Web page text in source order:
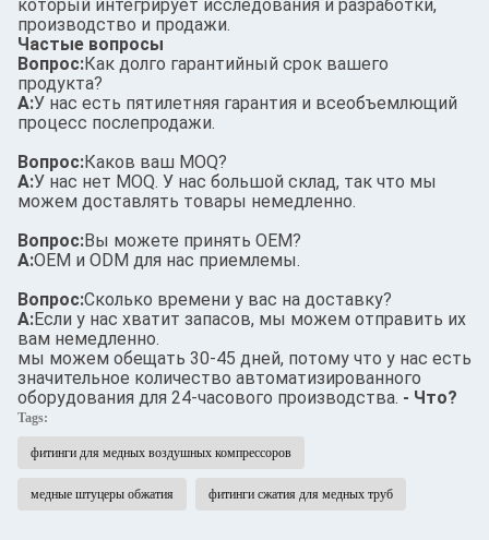
который интегрирует исследования и разработки,
производство и продажи.
Частые вопросы
Вопрос:Как долго гарантийный срок вашего
продукта?
А:У нас есть пятилетняя гарантия и всеобъемлющий
процесс послепродажи.
Вопрос:Каков ваш MOQ?
А:У нас нет MOQ. У нас большой склад, так что мы
можем доставлять товары немедленно.
Вопрос:Вы можете принять OEM?
А:OEM и ODM для нас приемлемы.
Вопрос:Сколько времени у вас на доставку?
А:Если у нас хватит запасов, мы можем отправить их
вам немедленно.
мы можем обещать 30-45 дней, потому что у нас есть
значительное количество автоматизированного
оборудования для 24-часового производства. - Что?
Tags:
фитинги для медных воздушных компрессоров
медные штуцеры обжатия фитинги сжатия для медных труб